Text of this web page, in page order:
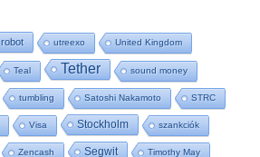
robot utreexo United Kingdom
Teal Tether sound money
tumbling Satoshi Nakamoto STRC
Visa Stockholm szankciók
Zencash Segwit Timothy May